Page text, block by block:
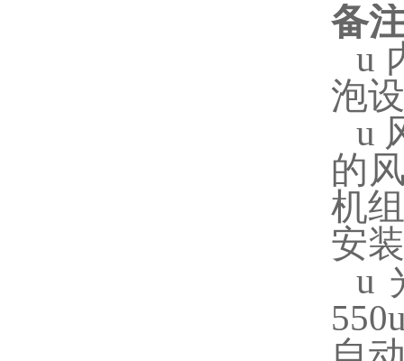
备
u
泡
u
的
机
安
u